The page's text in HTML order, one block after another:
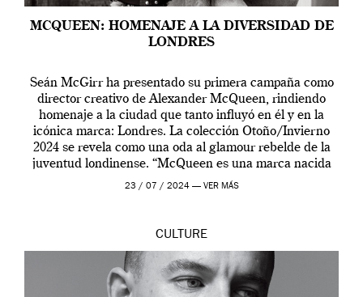
MCQUEEN: HOMENAJE A LA DIVERSIDAD DE
LONDRES
Seán McGirr ha presentado su primera campaña como
director creativo de Alexander McQueen, rindiendo
homenaje a la ciudad que tanto influyó en él y en la
icónica marca: Londres. La colección Otoño/Invierno
2024 se revela como una oda al glamour rebelde de la
juventud londinense. “McQueen es una marca nacida
en Londres y siempre ha […]
23 / 07 / 2024 — VER MÁS
CULTURE